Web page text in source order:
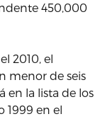
450,000
2010, el
menor de seis
en la lista de los
1999 en el